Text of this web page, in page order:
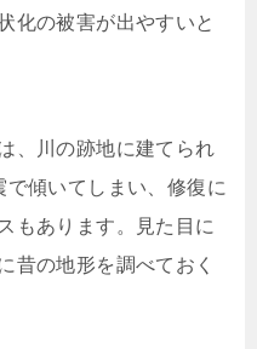
化の被害が出やすいと
、川の跡地に建てられ
傾いてしまい、修復に
もあります。見た目に
昔の地形を調べておく